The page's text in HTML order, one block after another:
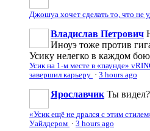
Джошуа хочет сделать то, что не
Владислав Петрович
Иноуэ тоже против
Усику нелегко в каждом
Усик на 1-м месте в «паунде»
завершил карьеру · 3 hours ago
Ярославчик Ты видел?
«Усик ещё не дрался с этим
Уайлдером · 3 hours ago